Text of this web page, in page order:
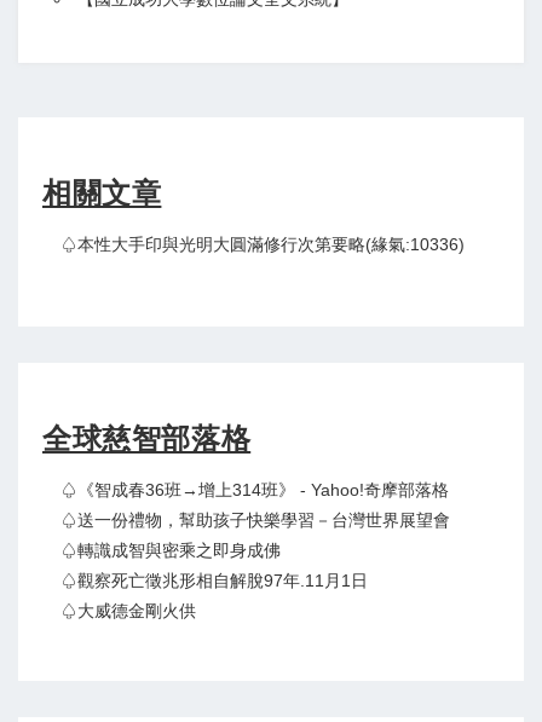
相關文章
♤本性大手印與光明大圓滿修行次第要略(緣氣:10336)
全球慈智部落格
♤《智成春36班→增上314班》 - Yahoo!奇摩部落格
♤送一份禮物，幫助孩子快樂學習－台灣世界展望會
♤轉識成智與密乘之即身成佛
♤觀察死亡徵兆形相自解脫97年.11月1日
♤大威德金剛火供